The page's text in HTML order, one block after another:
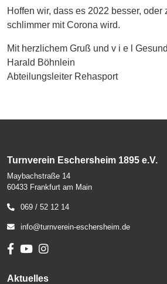
Hoffen wir, dass es 2022 besser, oder
schlimmer mit Corona wird.
Mit herzlichem Gruß und v i e l
Harald Böhnlein
Abteilungsleiter Rehasport
Turnverein Eschersheim 1895 e.V.
Maybachstraße 14
60433 Frankfurt am Main
069 / 52 12 14
info@turnverein-eschersheim.de
Aktuelles